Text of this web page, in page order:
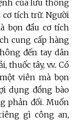
của lưu thông
cơ tích trữ. Người
bọn đầu cơ tích
cung cấp hàng
đến tay dân
thuốc tây, v.v.. Có
viên mà bọn
dụng đồng bào
phản đối. Muốn
gì công an,